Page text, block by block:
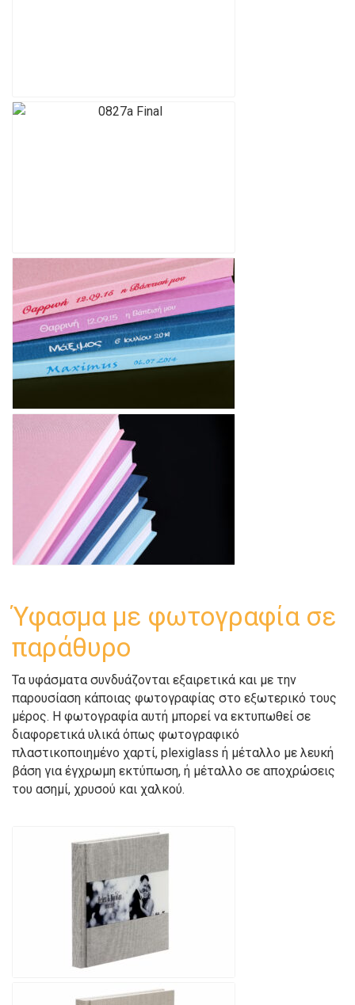
Ύφασμα με φωτογραφία σε
παράθυρο
Τα υφάσματα συνδυάζονται εξαιρετικά και με την
παρουσίαση κάποιας φωτογραφίας στο εξωτερικό τους
μέρος. Η φωτογραφία αυτή μπορεί να εκτυπωθεί σε
διαφορετικά υλικά όπως φωτογραφικό
πλαστικοποιημένο χαρτί, plexiglass ή μέταλλο με λευκή
βάση για έγχρωμη εκτύπωση, ή μέταλλο σε αποχρώσεις
του ασημί, χρυσού και χαλκού.